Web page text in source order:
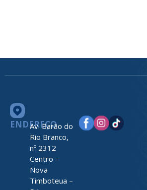
ENDEREÇO
Av. Barão do
Rio Branco,
nº 2312
Centro –
Nova
Timboteua –